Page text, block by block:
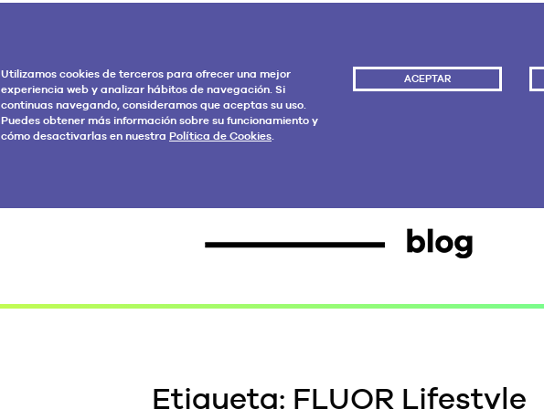
Utilizamos cookies de terceros para ofrecer una mejor
experiencia web y analizar hábitos de navegación. Si
continuas navegando, consideramos que aceptas su uso.
Puedes obtener más información sobre su funcionamiento y
cómo desactivarlas en nuestra Política de Cookies.
ACEPTAR
Etiqueta: FLUOR Lifestyle